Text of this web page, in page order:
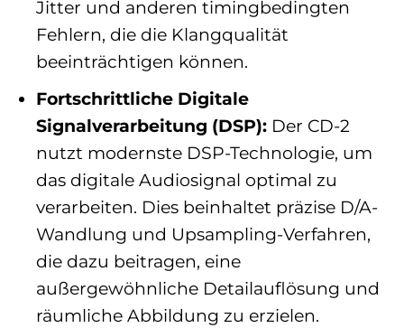
Jitter und anderen timingbedingten
Fehlern, die die Klangqualität
beeinträchtigen können.
Fortschrittliche Digitale
Signalverarbeitung (DSP):Der CD-2
nutzt modernste DSP-Technologie, um
das digitale Audiosignal optimal zu
verarbeiten. Dies beinhaltet präzise D/A-
Wandlung und Upsampling-Verfahren,
die dazu beitragen, eine
außergewöhnliche Detailauflösung und
räumliche Abbildung zu erzielen.